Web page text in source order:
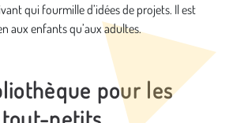
qui fourmille d’idées de projets. Il est
aux enfants qu’aux adultes.
pour les